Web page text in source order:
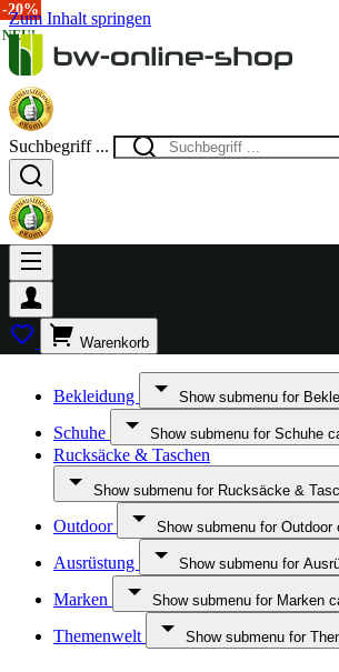
Zum Inhalt springen
Suchbegriff ...
Warenkorb
Bekleidung Show submenu for
Schuhe Show submenu for Schuhe
Rucksäcke & Taschen
Show submenu for Rucksäcke &
Outdoor Show submenu for Outdoor
Ausrüstung Show submenu for
Marken Show submenu for Marken
Themenwelt Show submenu for
NEU!
-20%
NEU!